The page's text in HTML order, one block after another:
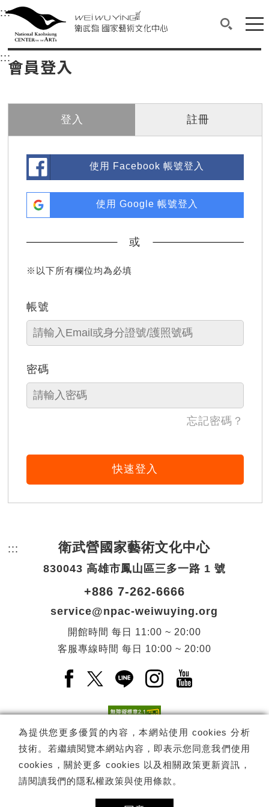
衛武營國家藝術文化中心
中央內容區塊，為本頁主要內容區。
:::選單連結區塊，此區塊列有本網站主要連結。
衛武營國家藝術文化中心
搜尋(開
網
::: 中央內容區塊，為本頁主要內容區。
會員登入
登入 註冊
使用 Facebook 帳號登入
使用 Google 帳號登入
或
※以下所有欄位均為必填
帳號
密碼
忘記密碼？
快速登入
為提供您更多優質的內容，本網站使用 cookies 分析
技術。若繼續閱覽本網站內容，即表示您同意我們使用
cookies，關於更多 cookies 以及相關政策更新資訊，
請閱讀我們的隱私權政策與使用條款 。
::: 頁尾網站資訊。
衛武營國家藝術文化中心
830043 高雄市鳳山區三多一路 1 號
+886 7-262-6666
service@npac-weiwuying.org
開館時間 每日
11:00 ~ 20:00
客服專線時間 每日 10:00 ~ 20:00
Facebook(另開新視窗)
X(另開新視窗)
LINE(另開新視窗)
Instagram(另開新視
YouTube(另開
電子報訂閱 訂閱
Copyright © 國家表演藝術中心 -衛武營國家藝術文化中心